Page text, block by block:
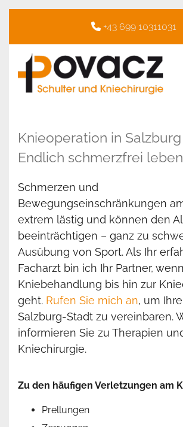
 +43 699 10311031
Knieoperation in
Endlich schmerzfrei leben
Schmerzen und
Bewegungseinschränkungen
extrem lästig und können den
beeinträchtigen – ganz zu
Ausübung von Sport. Als Ihr
Facharzt bin ich Ihr Partner,
Kniebehandlung bis hin zur
geht. Rufen Sie mich an, um
Salzburg-Stadt zu vereinbaren.
informieren Sie zu Therapien
Kniechirurgie.
Zu den häufigen Verletzungen am
Prellungen